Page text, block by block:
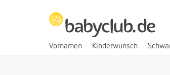
Vornamen Kinderwunsch